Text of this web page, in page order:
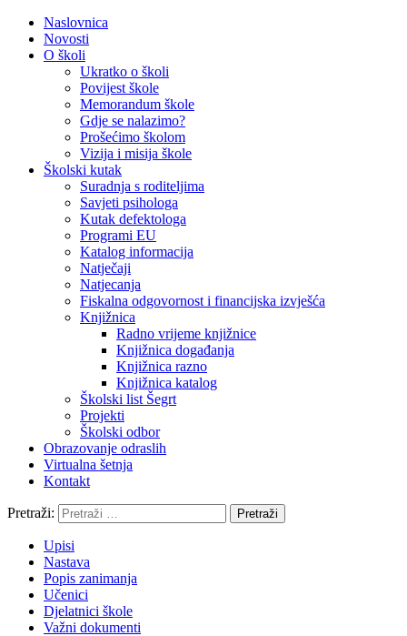
Naslovnica
Novosti
O školi
Ukratko o školi
Povijest škole
Memorandum škole
Gdje se nalazimo?
Prošećimo školom
Vizija i misija škole
Školski kutak
Suradnja s roditeljima
Savjeti psihologa
Kutak defektologa
Programi EU
Katalog informacija
Natječaji
Natjecanja
Fiskalna odgovornost i financijska izvješća
Knjižnica
Radno vrijeme knjižnice
Knjižnica događanja
Knjižnica razno
Knjižnica katalog
Školski list Šegrt
Projekti
Školski odbor
Obrazovanje odraslih
Virtualna šetnja
Kontakt
Pretraži:
Upisi
Nastava
Popis zanimanja
Učenici
Djelatnici škole
Važni dokumenti